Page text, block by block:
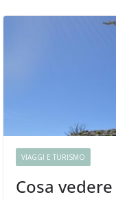
VIAGGI E TURISMO
Cosa